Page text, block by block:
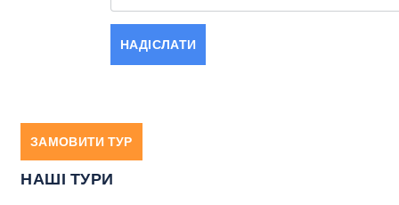
ЗАМОВИТИ ТУР
НАШІ ТУРИ